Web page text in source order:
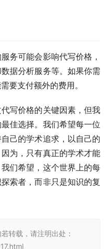
务可能会影响代写价格，
据分析服务等。如果你需
要支付额外的费用。
写价格的关键因素，但我
佳选择。我们希望每一位
己的学术追求，以自己的
为，只有真正的学术才能
们希望，这个世界上的每
索者，而非只是知识的复
转载，请注明出处：